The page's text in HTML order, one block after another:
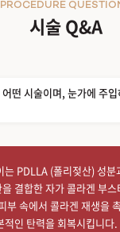
시술 Q&A
PROCEDURE
떤 시술이며, 눈가에 주
는 PDLLA (폴리젖산) 성분
결합한 자가 콜라겐 부
부 속에서 콜라겐 재생을
적인 탄력을 회복시킵니다.